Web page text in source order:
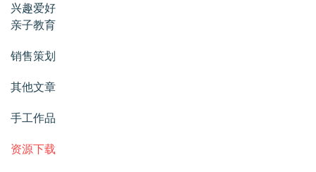
兴趣爱好
亲子教育
销售策划
其他文章
手工作品
资源下载